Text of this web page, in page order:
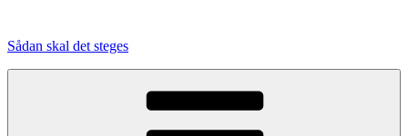
indhold
Sådan skal det steges